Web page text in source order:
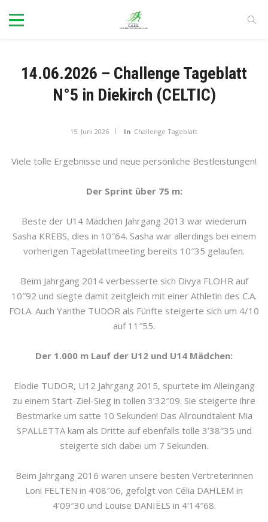
14.06.2026 – Challenge Tageblatt
N°5 in Diekirch (CELTIC)
15. Juni 2026 In Challenge Tageblatt
Viele tolle Ergebnisse und neue persönliche Bestleistungen!
Der Sprint über 75 m:
Beste der U14 Mädchen Jahrgang 2013 war wiederum
Sasha KREBS, dies in 10″64. Sasha war allerdings bei einem
vorherigen Tageblattmeeting bereits 10″35 gelaufen.
Beim Jahrgang 2014 verbesserte sich Divya FLOHR auf
10″92 und siegte damit zeitgleich mit einer Athletin des C.A.
FOLA. Auch Yanthe TUDOR als Fünfte steigerte sich um 4/10
auf 11″55.
Der 1.000 m Lauf der U12 und U14 Mädchen:
Elodie TUDOR, U12 Jahrgang 2015, spurtete im Alleingang
zu einem Start-Ziel-Sieg in tollen 3’32″09. Sie steigerte ihre
Bestmarke um satte 10 Sekunden! Das Allroundtalent Mia
SPALLETTA kam als Dritte auf ebenfalls tolle 3’38″35 und
steigerte sich dabei um 7 Sekunden.
Beim Jahrgang 2016 waren unsere besten Vertreterinnen
Loni FELTEN in 4’08″06, gefolgt von Célia DAHLEM in
4’09″30 und Louise DANIËLS in 4’14″68.